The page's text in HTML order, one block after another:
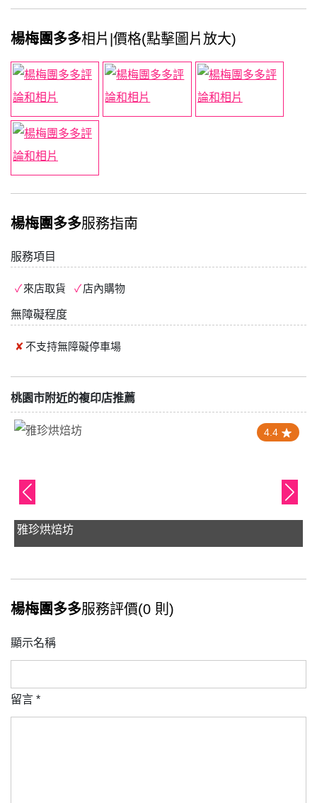
楊梅團多多相片|價格(點擊圖片放大)
楊梅團多多服務指南
服務項目
來店取貨 店內購物
無障礙程度
不支持無障礙停車場
桃園市附近的複印店推薦
4.4
雅珍烘焙坊
楊梅團多多服務評價(0 則)
顯示名稱
留言 *